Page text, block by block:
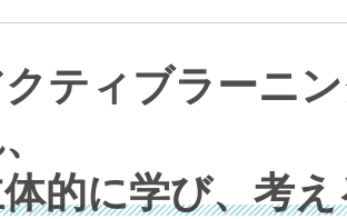
ティブラーニ
的に学び、考